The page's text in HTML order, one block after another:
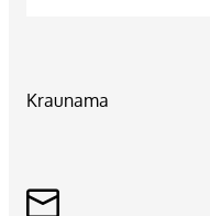
Kraunama